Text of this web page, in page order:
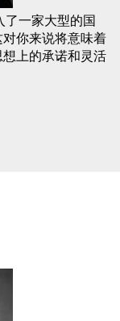
了一家大型的国
你来说将意味着
上的承诺和灵活